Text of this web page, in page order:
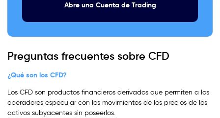
Abre una Cuenta de Trading
Preguntas frecuentes sobre CFD
¿Qué son los CFD?
Los CFD son productos financieros derivados que permiten a los
operadores especular con los movimientos de los precios de los
activos subyacentes sin poseerlos.